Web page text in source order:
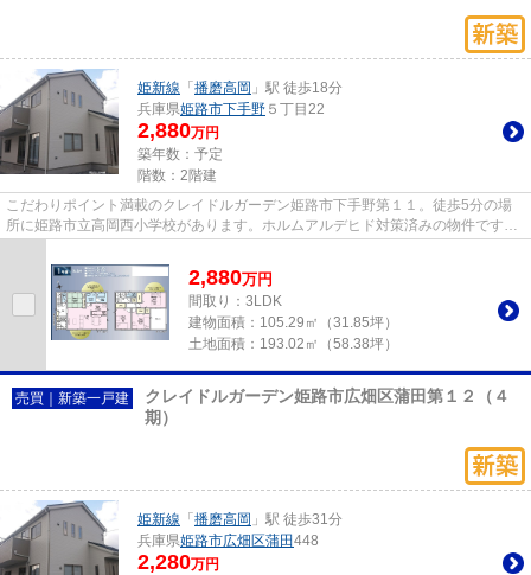
姫新線 「 播磨高岡 」駅 徒歩18分
兵庫県姫路市下手野 ５丁目22
2,880万円
築年数：予定
階数：2階建
こだわりポイント満載のクレイドルガーデン姫路市下手野第１１。徒歩5分の場
所に姫路市立高岡西小学校があります。ホルムアルデヒド対策済みの物件ですの
2,880万円
間取り：3LDK
建物面積： 105.29㎡（31.85坪）
土地面積： 193.02㎡（58.38坪）
売買｜新築一戸建
クレイドルガーデン姫路市広畑区蒲田第１２（４
期）
姫新線 「 播磨高岡 」駅 徒歩31分
兵庫県姫路市広畑区蒲田448
2,280万円